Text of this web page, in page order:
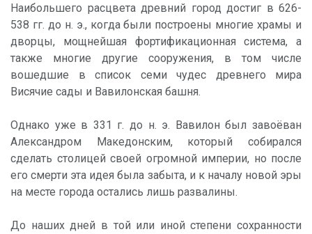
Наибольшего расцвета древний город достиг в 626-
538 гг. до н. э., когда были построены многие храмы и
дворцы, мощнейшая фортификационная система, а
также многие другие сооружения, в том числе
вошедшие в список семи чудес древнего мира
Висячие сады и Вавилонская башня.
Однако уже в 331 г. до н. э. Вавилон был завоёван
Александром Македонским, который собирался
сделать столицей своей огромной империи, но после
его смерти эта идея была забыта, и к началу новой эры
на месте города остались лишь развалины.
До наших дней в той или иной степени сохранности